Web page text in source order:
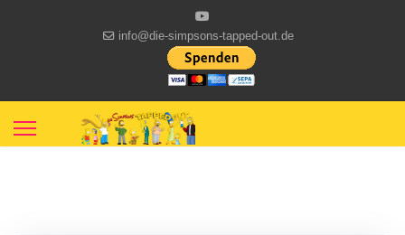
info@die-simpsons-tapped-out.de